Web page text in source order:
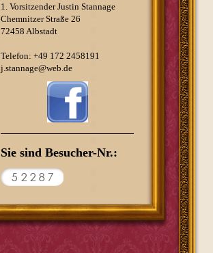
1. Vorsitzender Justin Stannage
Chemnitzer Straße 26
72458 Albstadt
Telefon: +49 172 2458191
j.stannage@web.de
Sie sind Besucher-Nr.: